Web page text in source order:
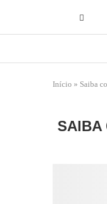
Início » Saiba
SAIBA